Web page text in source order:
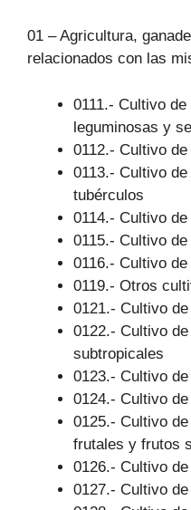
01 – Agricultura,
relacionados con las
0111.- Cultivo
leguminosas y
0112.- Cultivo
0113.- Cultivo
tubérculos
0114.- Cultivo
0115.- Cultivo
0116.- Cultivo
0119.- Otros
0121.- Cultivo
0122.- Cultivo
subtropicales
0123.- Cultivo
0124.- Cultivo
0125.- Cultivo
frutales y frutos
0126.- Cultivo
0127.- Cultivo